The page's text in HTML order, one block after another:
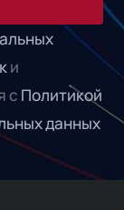
и
с Политикой
данных